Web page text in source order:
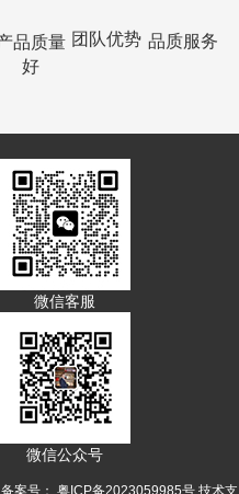
品质量
好
团队优势 品质服务
微信客服
微信公众号
案号： 粤ICP备2023059985号 技术支